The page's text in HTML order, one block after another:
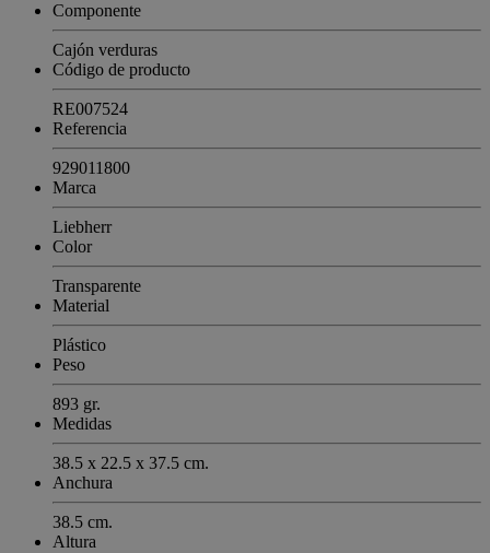
Componente
Cajón verduras
Código de producto
RE007524
Referencia
929011800
Marca
Liebherr
Color
Transparente
Material
Plástico
Peso
893 gr.
Medidas
38.5 x 22.5 x 37.5 cm.
Anchura
38.5 cm.
Altura